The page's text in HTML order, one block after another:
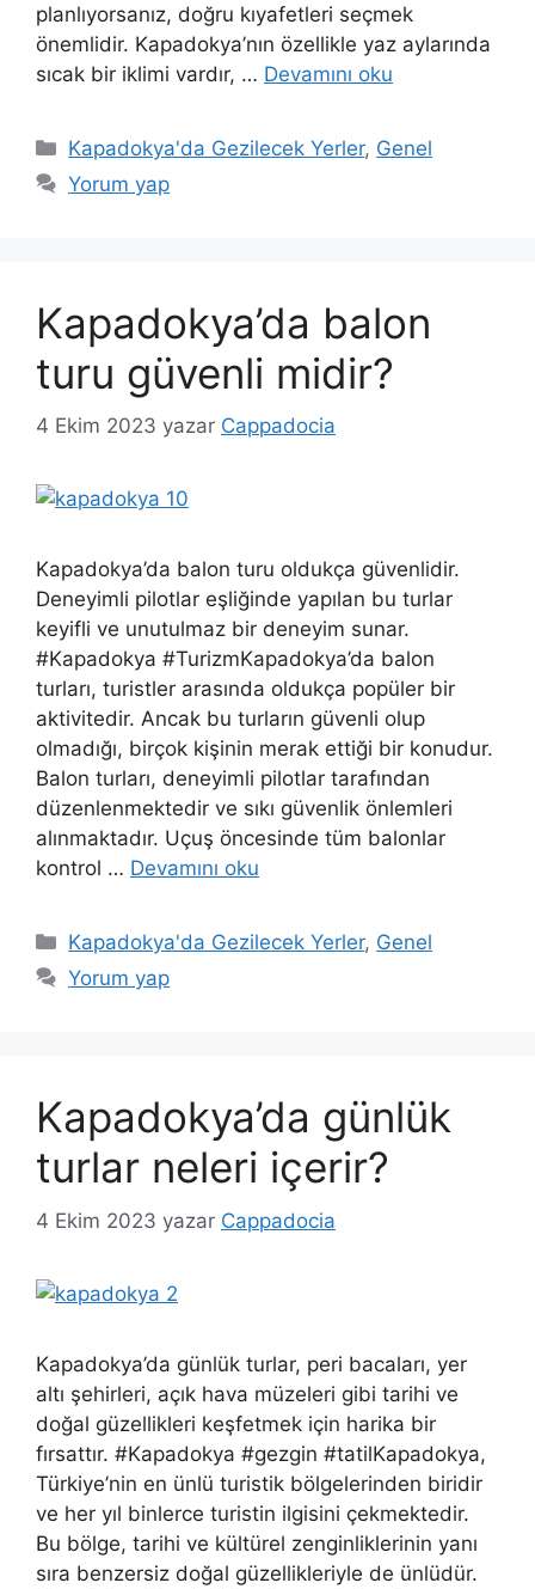
planlıyorsanız, doğru kıyafetleri seçmek
önemlidir. Kapadokya’nın özellikle yaz aylarında
sıcak bir iklimi vardır, … Devamını oku
Kategoriler
Kapadokya'da Gezilecek Yerler, Genel
Yorum yap
Kapadokya’da balon
turu güvenli midir?
4 Ekim 2023 yazar Cappadocia
Kapadokya’da balon turu oldukça güvenlidir.
Deneyimli pilotlar eşliğinde yapılan bu turlar
keyifli ve unutulmaz bir deneyim sunar.
#Kapadokya #TurizmKapadokya’da balon
turları, turistler arasında oldukça popüler bir
aktivitedir. Ancak bu turların güvenli olup
olmadığı, birçok kişinin merak ettiği bir konudur.
Balon turları, deneyimli pilotlar tarafından
düzenlenmektedir ve sıkı güvenlik önlemleri
alınmaktadır. Uçuş öncesinde tüm balonlar
kontrol … Devamını oku
Kategoriler
Kapadokya'da Gezilecek Yerler, Genel
Yorum yap
Kapadokya’da günlük
turlar neleri içerir?
4 Ekim 2023 yazar Cappadocia
Kapadokya’da günlük turlar, peri bacaları, yer
altı şehirleri, açık hava müzeleri gibi tarihi ve
doğal güzellikleri keşfetmek için harika bir
fırsattır. #Kapadokya #gezgin #tatilKapadokya,
Türkiye’nin en ünlü turistik bölgelerinden biridir
ve her yıl binlerce turistin ilgisini çekmektedir.
Bu bölge, tarihi ve kültürel zenginliklerinin yanı
sıra benzersiz doğal güzellikleriyle de ünlüdür.